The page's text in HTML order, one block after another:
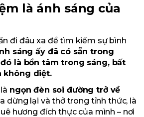
là ánh sáng của
đi đâu xa để tìm kiếm sự bình
sáng ấy đã có sẵn trong
là bổn tâm trong sáng, bất
không diệt.
ngọn đèn soi đường trở về
dừng lại và thở trong tỉnh thức, là
hương đích thực của mình – nơi